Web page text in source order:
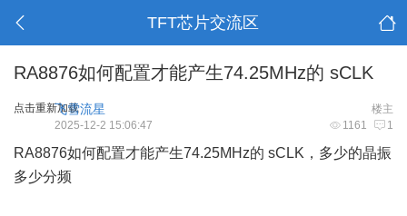
TFT芯片交流区
RA8876如何配置才能产生74.25MHz的 sCLK
点击重新加载 楼主
飞雪流星
1161 1
2025-12-2 15:06:47
RA8876如何配置才能产生74.25MHz的 sCLK，多少的晶振
多少分频